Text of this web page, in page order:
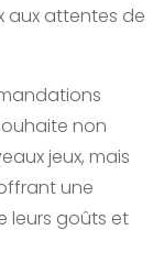
aux attentes de
non
jeux, mais
une
leurs goûts et